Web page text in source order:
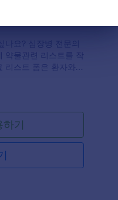
요? 심장병 전문의
약물관련 리스트를 작
리스트 폼은 환자와
물관련 내용과 흡연,
하기